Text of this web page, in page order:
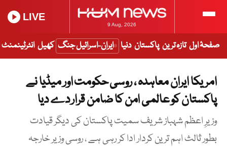
9 Aug, 2026
LIVE
صفحۂ اول تازہ ترین پاکستان دنیا ایران-اسرائیل جنگ کھیل انٹرٹینمنٹ
امریکا ایران معاہدہ ، روسی حکومت اور میڈیا نے
پاکستان کو عالمی امن کا ضامن قرار دے دیا
وزیرِ اعظم شہباز شریف سمیت پاکستان کی دیگر قیادت
بطور ثالث اہم ترین کردار ادا کر رہی ہے ، روسی وزیر خارجہ